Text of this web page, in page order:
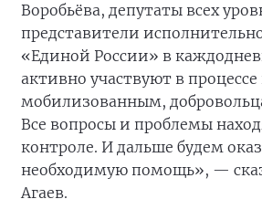
Воробьёва, депутаты всех
представители
«Единой России» в
активно участвуют в
мобилизованным,
Все вопросы и проблемы
контроле. И дальше будем
необходимую помощь», —
Агаев.